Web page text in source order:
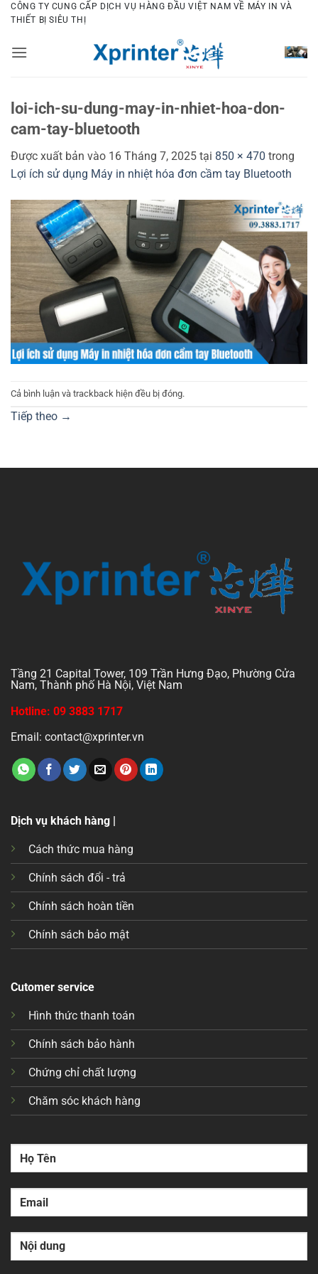
Bỏ
qua
dung
CÔNG TY CUNG CẤP DỊCH VỤ HÀNG ĐẦU VIỆT NAM VỀ MÁY IN VÀ
THIẾT BỊ SIÊU THỊ
loi-ich-su-dung-may-in-nhiet-hoa-don-
cam-tay-bluetooth
Được xuất bản vào 16 Tháng 7, 2025 tại 850 × 470 trong
Lợi ích sử dụng Máy in nhiệt hóa đơn cầm tay Bluetooth
Cả bình luận và trackback hiện đều bị đóng.
Tiếp theo →
Tầng 21 Capital Tower, 109 Trần Hưng Đạo, Phường Cửa
Nam, Thành phố Hà Nội, Việt Nam
Hotline: 09 3883 1717
Email: contact@xprinter.vn
Dịch vụ khách hàng |
Cách thức mua hàng
Chính sách đổi - trả
Chính sách hoàn tiền
Chính sách bảo mật
Cutomer service
Hình thức thanh toán
Chính sách bảo hành
Chứng chỉ chất lượng
Chăm sóc khách hàng